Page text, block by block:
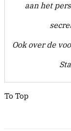
aan het
Ook over de
To Top